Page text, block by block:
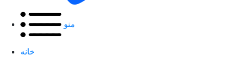
منو
خانه